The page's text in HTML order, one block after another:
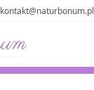
kontakt@naturbonum.pl